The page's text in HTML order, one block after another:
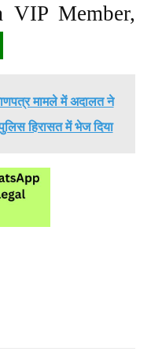
Member,
मामले में अदालत ने
हिरासत में भेज दिया